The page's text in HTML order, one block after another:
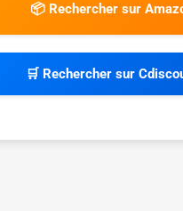
📦 Rechercher sur
🛒 Rechercher sur